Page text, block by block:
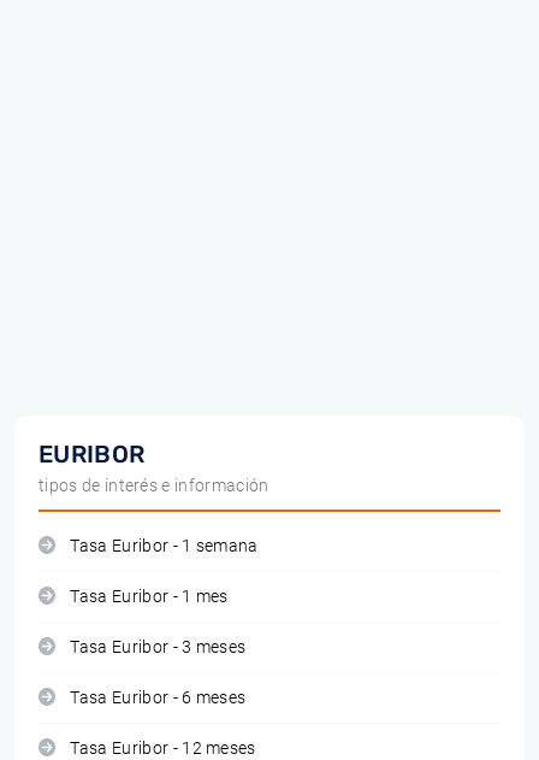
EURIBOR
tipos de interés e información
Tasa Euribor - 1 semana
Tasa Euribor - 1 mes
Tasa Euribor - 3 meses
Tasa Euribor - 6 meses
Tasa Euribor - 12 meses